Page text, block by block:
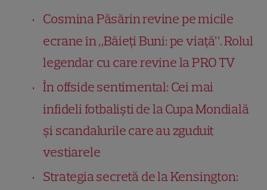
Cosmina Păsărin revine pe micile
ecrane în „Băieți Buni: pe viață”. Rolul
legendar cu care revine la PRO TV
În offside sentimental: Cei mai
infideli fotbaliști de la Cupa Mondială
și scandalurile care au zguduit
vestiarele
Strategia secretă de la Kensington: